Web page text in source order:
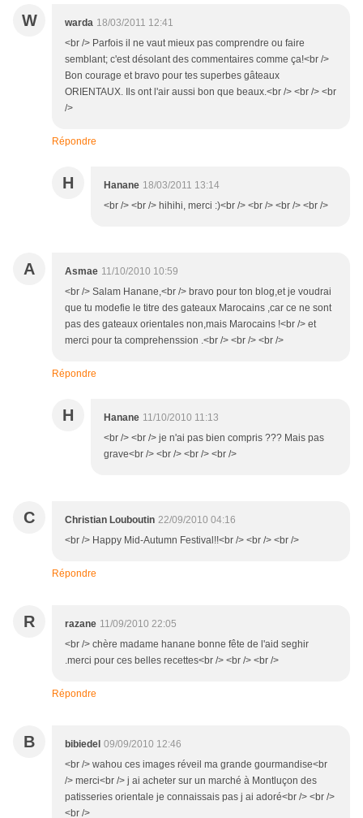
W warda 18/03/2011 12:41
<br /> Parfois il ne vaut mieux pas comprendre ou faire
semblant; c'est désolant des commentaires comme ça!<br />
Bon courage et bravo pour tes superbes gâteaux
ORIENTAUX. Ils ont l'air aussi bon que beaux.<br /> <br /> <br
/>
Répondre
H Hanane 18/03/2011 13:14
<br /> <br /> hihihi, merci :)<br /> <br /> <br /> <br />
A Asmae 11/10/2010 10:59
<br /> Salam Hanane,<br /> bravo pour ton blog,et je voudrai
que tu modefie le titre des gateaux Marocains ,car ce ne sont
pas des gateaux orientales non,mais Marocains !<br /> et
merci pour ta comprehenssion .<br /> <br /> <br />
Répondre
H Hanane 11/10/2010 11:13
<br /> <br /> je n'ai pas bien compris ??? Mais pas
grave<br /> <br /> <br /> <br />
C Christian Louboutin 22/09/2010 04:16
<br /> Happy Mid-Autumn Festival!!<br /> <br /> <br />
Répondre
R razane 11/09/2010 22:05
<br /> chère madame hanane bonne fête de l'aid seghir
.merci pour ces belles recettes<br /> <br /> <br />
Répondre
B bibiedel 09/09/2010 12:46
<br /> wahou ces images réveil ma grande gourmandise<br
/> merci<br /> j ai acheter sur un marché à Montluçon des
patisseries orientale je connaissais pas j ai adoré<br /> <br />
<br />